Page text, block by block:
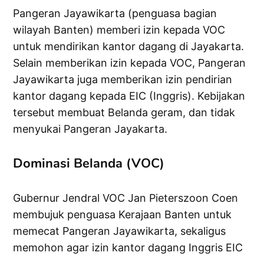
Pangeran Jayawikarta (penguasa bagian
wilayah Banten) memberi izin kepada VOC
untuk mendirikan kantor dagang di Jayakarta.
Selain memberikan izin kepada VOC, Pangeran
Jayawikarta juga memberikan izin pendirian
kantor dagang kepada EIC (Inggris). Kebijakan
tersebut membuat Belanda geram, dan tidak
menyukai Pangeran Jayakarta.
Dominasi Belanda (VOC)
Gubernur Jendral VOC Jan Pieterszoon Coen
membujuk penguasa Kerajaan Banten untuk
memecat Pangeran Jayawikarta, sekaligus
memohon agar izin kantor dagang Inggris EIC